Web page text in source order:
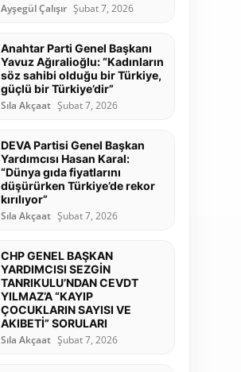
Ayşegül Çalışır Şubat 7, 2026
Anahtar Parti Genel Başkanı
Yavuz Ağıralioğlu: “Kadınların
söz sahibi olduğu bir Türkiye,
güçlü bir Türkiye’dir”
Sıla Akçaat Şubat 7, 2026
DEVA Partisi Genel Başkan
Yardımcısı Hasan Karal:
“Dünya gıda fiyatlarını
düşürürken Türkiye’de rekor
kırılıyor”
Sıla Akçaat Şubat 7, 2026
CHP GENEL BAŞKAN
YARDIMCISI SEZGİN
TANRIKULU’NDAN CEVDT
YILMAZ’A “KAYIP
ÇOCUKLARIN SAYISI VE
AKIBETİ” SORULARI
Sıla Akçaat Şubat 7, 2026